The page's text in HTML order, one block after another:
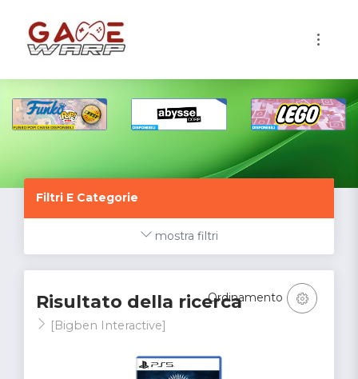
Filtri E Categorie
mostra filtri
Risultato della ricerca
[Bigben Interactive]
Ordinamento